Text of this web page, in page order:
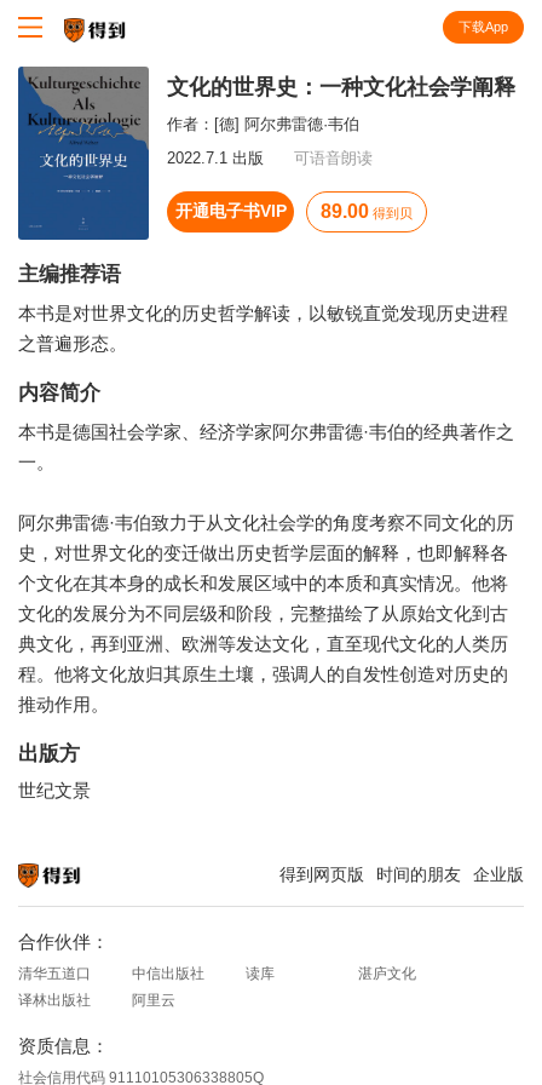
下载App
文化的世界史：一种文化社会学阐释
作者： [德] 阿尔弗雷德·韦伯
2022.7.1 出版
可语音朗读
开通电子书VIP 89.00 得到贝
主编推荐语
本书是对世界文化的历史哲学解读，以敏锐直觉发现历史进程
之普遍形态。
内容简介
本书是德国社会学家、经济学家阿尔弗雷德·韦伯的经典著作之
一。
阿尔弗雷德·韦伯致力于从文化社会学的角度考察不同文化的历
史，对世界文化的变迁做出历史哲学层面的解释，也即解释各
个文化在其本身的成长和发展区域中的本质和真实情况。他将
文化的发展分为不同层级和阶段，完整描绘了从原始文化到古
典文化，再到亚洲、欧洲等发达文化，直至现代文化的人类历
程。他将文化放归其原生土壤，强调人的自发性创造对历史的
推动作用。
出版方
世纪文景
得到网页版 时间的朋友 企业版
合作伙伴：
清华五道口 中信出版社 读库
湛庐文化
译林出版社
阿里云
资质信息：
社会信用代码 91110105306338805Q